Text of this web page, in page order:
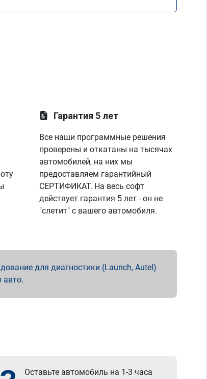
Гарантия 5 лет
Все наши программные решения
проверены и откатаны на тысячах
автомобилей, на них мы
предоставляем гарантийный
СЕРТИФИКАТ. На весь софт
действует гарантия 5 лет - он не
"слетит" с вашего автомобиля.
для диагностики (Launch, Autel)
авто.
Оставьте автомобиль на 1-3 часа